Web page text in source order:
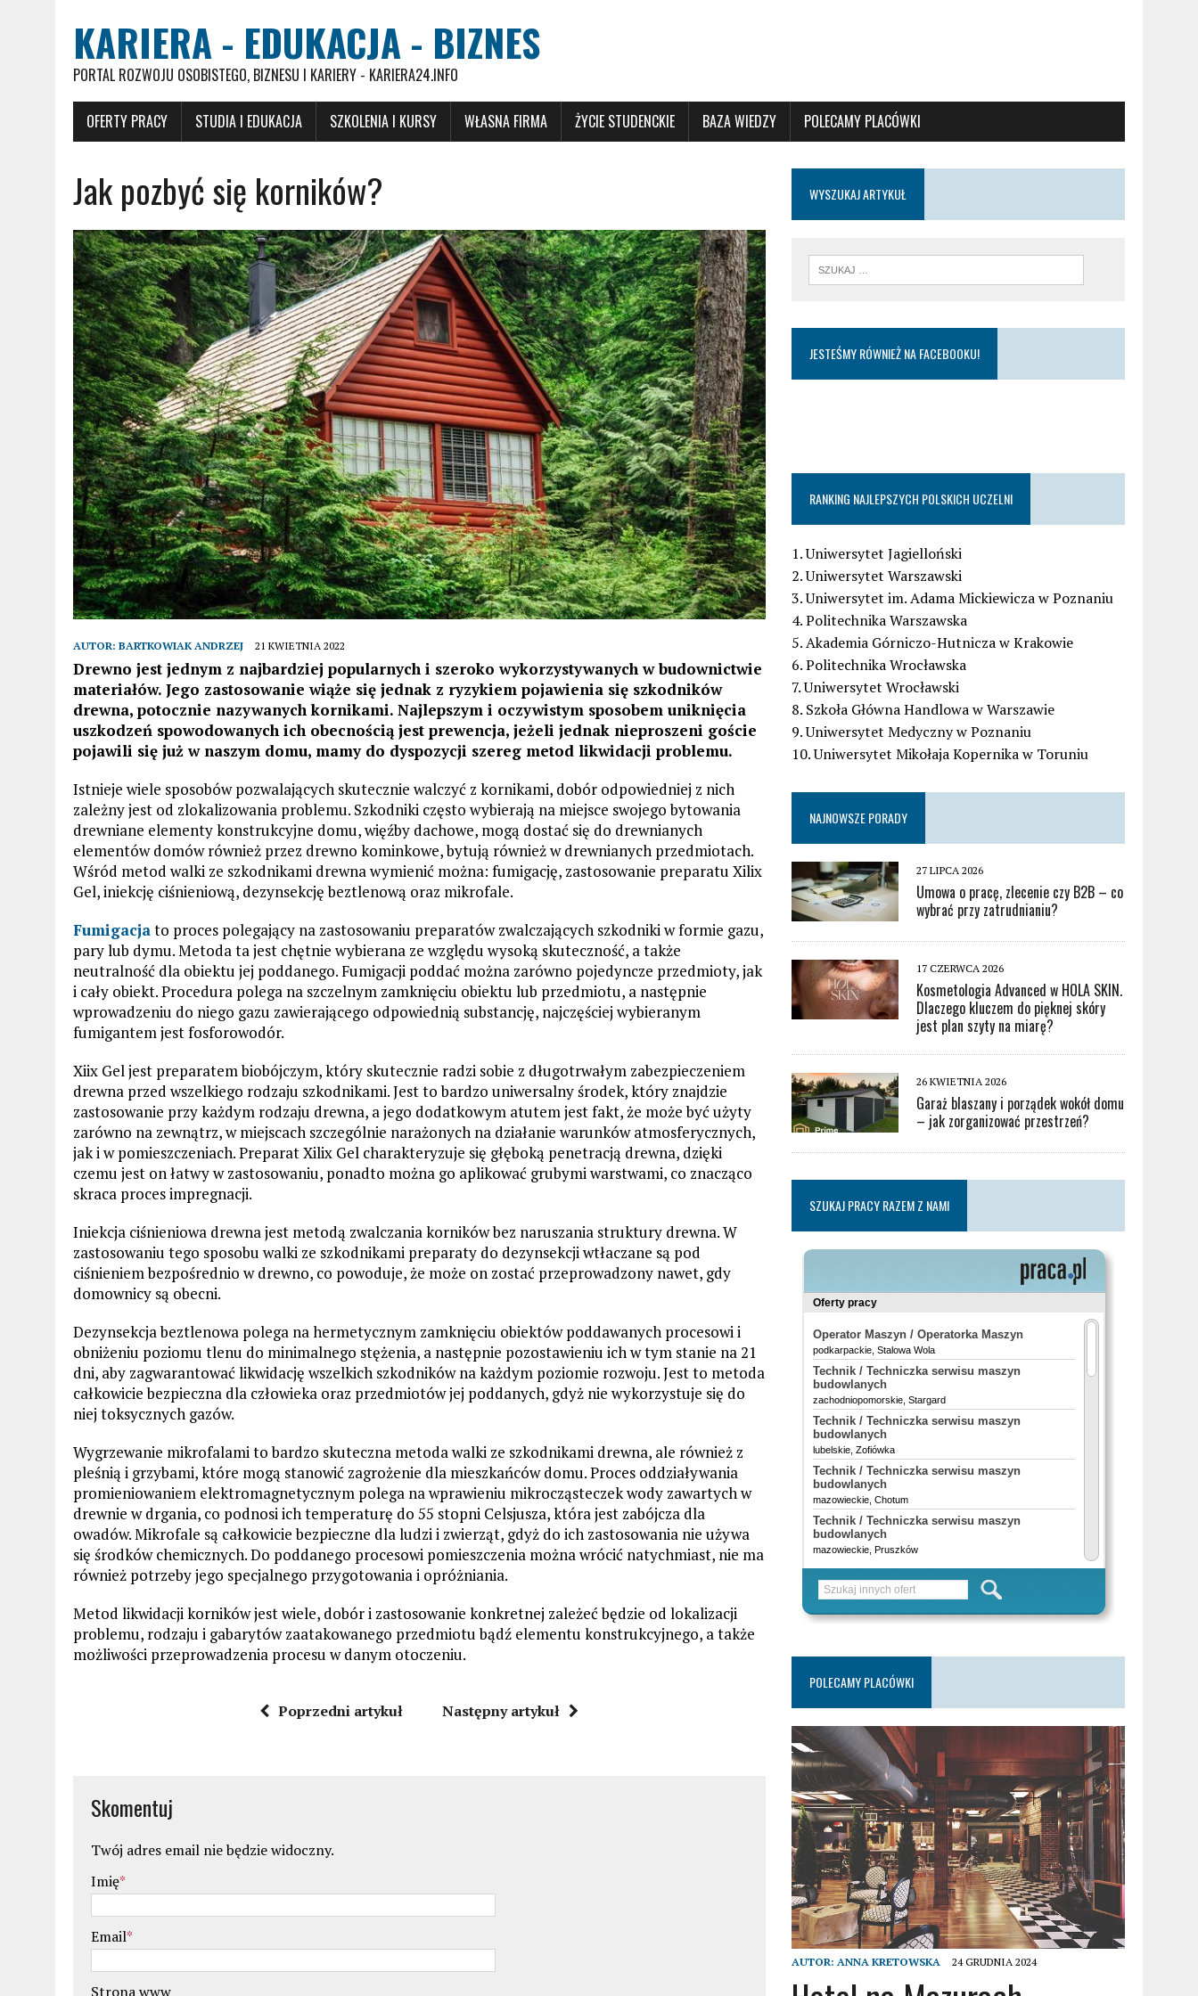
KARIERA - EDUKACJA - BIZNES
PORTAL ROZWOJU OSOBISTEGO, BIZNESU I KARIERY - KARIERA24.INFO
OFERTY PRACY STUDIA I EDUKACJA SZKOLENIA I KURSY WŁASNA FIRMA ŻYCIE STUDENCKIE BAZA WIEDZY POLECAMY PLACÓWKI
Jak pozbyć się korników?
AUTOR: BARTKOWIAK ANDRZEJ 21 KWIETNIA 2022
Drewno jest jednym z najbardziej popularnych i szeroko wykorzystywanych w budownictwie
materiałów. Jego zastosowanie wiąże się jednak z ryzykiem pojawienia się szkodników
drewna, potocznie nazywanych kornikami. Najlepszym i oczywistym sposobem uniknięcia
uszkodzeń spowodowanych ich obecnością jest prewencja, jeżeli jednak nieproszeni goście
pojawili się już w naszym domu, mamy do dyspozycji szereg metod likwidacji problemu.
Istnieje wiele sposobów pozwalających skutecznie walczyć z kornikami, dobór odpowiedniej z nich
zależny jest od zlokalizowania problemu. Szkodniki często wybierają na miejsce swojego bytowania
drewniane elementy konstrukcyjne domu, więźby dachowe, mogą dostać się do drewnianych
elementów domów również przez drewno kominkowe, bytują również w drewnianych przedmiotach.
Wśród metod walki ze szkodnikami drewna wymienić można: fumigację, zastosowanie preparatu Xilix
Gel, iniekcję ciśnieniową, dezynsekcję beztlenową oraz mikrofale.
Fumigacjato proces polegający na zastosowaniu preparatów zwalczających szkodniki w formie gazu,
pary lub dymu. Metoda ta jest chętnie wybierana ze względu wysoką skuteczność, a także
neutralność dla obiektu jej poddanego. Fumigacji poddać można zarówno pojedyncze przedmioty, jak
i cały obiekt. Procedura polega na szczelnym zamknięciu obiektu lub przedmiotu, a następnie
wprowadzeniu do niego gazu zawierającego odpowiednią substancję, najczęściej wybieranym
fumigantem jest fosforowodór.
Xiix Gel jest preparatem biobójczym, który skutecznie radzi sobie z długotrwałym zabezpieczeniem
drewna przed wszelkiego rodzaju szkodnikami. Jest to bardzo uniwersalny środek, który znajdzie
zastosowanie przy każdym rodzaju drewna, a jego dodatkowym atutem jest fakt, że może być użyty
zarówno na zewnątrz, w miejscach szczególnie narażonych na działanie warunków atmosferycznych,
jak i w pomieszczeniach. Preparat Xilix Gel charakteryzuje się głęboką penetracją drewna, dzięki
czemu jest on łatwy w zastosowaniu, ponadto można go aplikować grubymi warstwami, co znacząco
skraca proces impregnacji.
Iniekcja ciśnieniowa drewna jest metodą zwalczania korników bez naruszania struktury drewna. W
zastosowaniu tego sposobu walki ze szkodnikami preparaty do dezynsekcji wtłaczane są pod
ciśnieniem bezpośrednio w drewno, co powoduje, że może on zostać przeprowadzony nawet, gdy
domownicy są obecni.
Dezynsekcja beztlenowa polega na hermetycznym zamknięciu obiektów poddawanych procesowi i
obniżeniu poziomu tlenu do minimalnego stężenia, a następnie pozostawieniu ich w tym stanie na 21
dni, aby zagwarantować likwidację wszelkich szkodników na każdym poziomie rozwoju. Jest to metoda
całkowicie bezpieczna dla człowieka oraz przedmiotów jej poddanych, gdyż nie wykorzystuje się do
niej toksycznych gazów.
Wygrzewanie mikrofalami to bardzo skuteczna metoda walki ze szkodnikami drewna, ale również z
pleśnią i grzybami, które mogą stanowić zagrożenie dla mieszkańców domu. Proces oddziaływania
promieniowaniem elektromagnetycznym polega na wprawieniu mikrocząsteczek wody zawartych w
drewnie w drgania, co podnosi ich temperaturę do 55 stopni Celsjusza, która jest zabójcza dla
owadów. Mikrofale są całkowicie bezpieczne dla ludzi i zwierząt, gdyż do ich zastosowania nie używa
się środków chemicznych. Do poddanego procesowi pomieszczenia można wrócić natychmiast, nie ma
również potrzeby jego specjalnego przygotowania i opróżniania.
Metod likwidacji korników jest wiele, dobór i zastosowanie konkretnej zależeć będzie od lokalizacji
problemu, rodzaju i gabarytów zaatakowanego przedmiotu bądź elementu konstrukcyjnego, a także
możliwości przeprowadzenia procesu w danym otoczeniu.
Poprzedni artykuł Następny artykuł
Skomentuj
Twój adres email nie będzie widoczny.
Imię*
Email*
Strona www
WYSZUKAJ ARTYKUŁ
JESTEŚMY RÓWNIEŻ NA FACEBOOKU!
RANKING NAJLEPSZYCH POLSKICH UCZELNI
1. Uniwersytet Jagielloński
2. Uniwersytet Warszawski
3. Uniwersytet im. Adama Mickiewicza w Poznaniu
4. Politechnika Warszawska
5. Akademia Górniczo-Hutnicza w Krakowie
6. Politechnika Wrocławska
7. Uniwersytet Wrocławski
8. Szkoła Główna Handlowa w Warszawie
9. Uniwersytet Medyczny w Poznaniu
10. Uniwersytet Mikołaja Kopernika w Toruniu
NAJNOWSZE PORADY
27 LIPCA 2026
Umowa o pracę, zlecenie czy B2B – co
wybrać przy zatrudnianiu?
17 CZERWCA 2026
Kosmetologia Advanced w HOLA SKIN.
Dlaczego kluczem do pięknej skóry
jest plan szyty na miarę?
26 KWIETNIA 2026
Garaż blaszany i porządek wokół domu
– jak zorganizować przestrzeń?
SZUKAJ PRACY RAZEM Z NAMI
POLECAMY PLACÓWKI
AUTOR: ANNA KRETOWSKA 24 GRUDNIA 2024